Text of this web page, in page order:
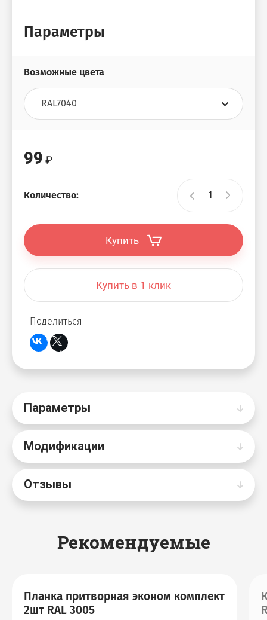
Параметры
Возможные цвета
99
Количество:
Купить
Купить в 1 клик
Поделиться
Параметры
Модификации
Отзывы
Рекомендуемые
Планка притворная эконом комплект
2шт RAL 3005